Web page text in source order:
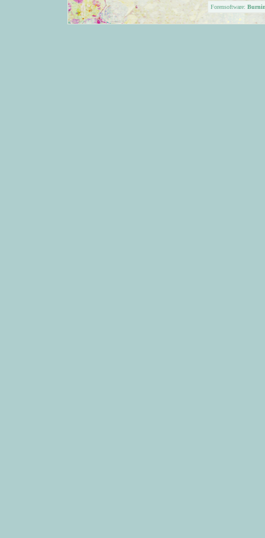
Forensoftware: